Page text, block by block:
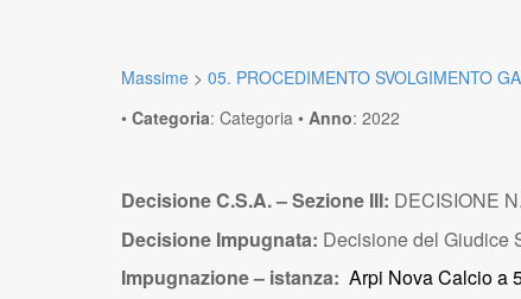
Massime > 05. PROCEDIMENTO SVOLGIMENTO
• Categoria: Categoria • Anno: 2022
Decisione C.S.A. – Sezione III: DECISIONE
Decisione Impugnata: Decisione del Giudice
Impugnazione – istanza: Arpi Nova Calcio a